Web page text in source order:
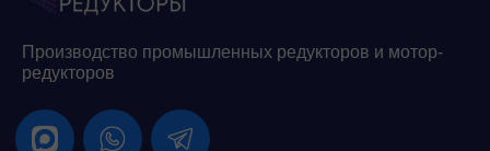
Производство промышленных редукторов и мотор-
редукторов